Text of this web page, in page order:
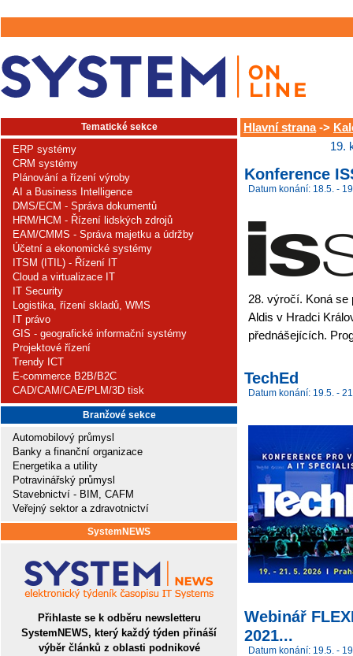
Tematické sekce
ERP systémy
CRM systémy
Plánování a řízení výroby
AI a Business Intelligence
DMS/ECM - Správa dokumentů
HRM/HCM - Řízení lidských zdrojů
EAM/CMMS - Správa majetku a údržby
Účetní a ekonomické systémy
ITSM (ITIL) - Řízení IT
Cloud a virtualizace IT
IT Security
Logistika, řízení skladů, WMS
IT právo
GIS - geografické informační systémy
Projektové řízení
Trendy ICT
E-commerce B2B/B2C
CAD/CAM/CAE/PLM/3D tisk
Branžové sekce
Automobilový průmysl
Banky a finanční organizace
Energetika a utility
Potravinářský průmysl
Stavebnictví - BIM, CAFM
Veřejný sektor a zdravotnictví
SystemNEWS
Přihlaste se k odběru newsletteru
SystemNEWS, který každý týden přináší
výběr článků z oblasti podnikové
Hlavní strana->
19.
Konference
Datum konání: 18.5. -
28. výročí. Koná se
Aldis v Hradci
přednášejících.
TechEd
Datum konání: 19.5. -
Webinář
2021...
Datum konání: 19.5. -